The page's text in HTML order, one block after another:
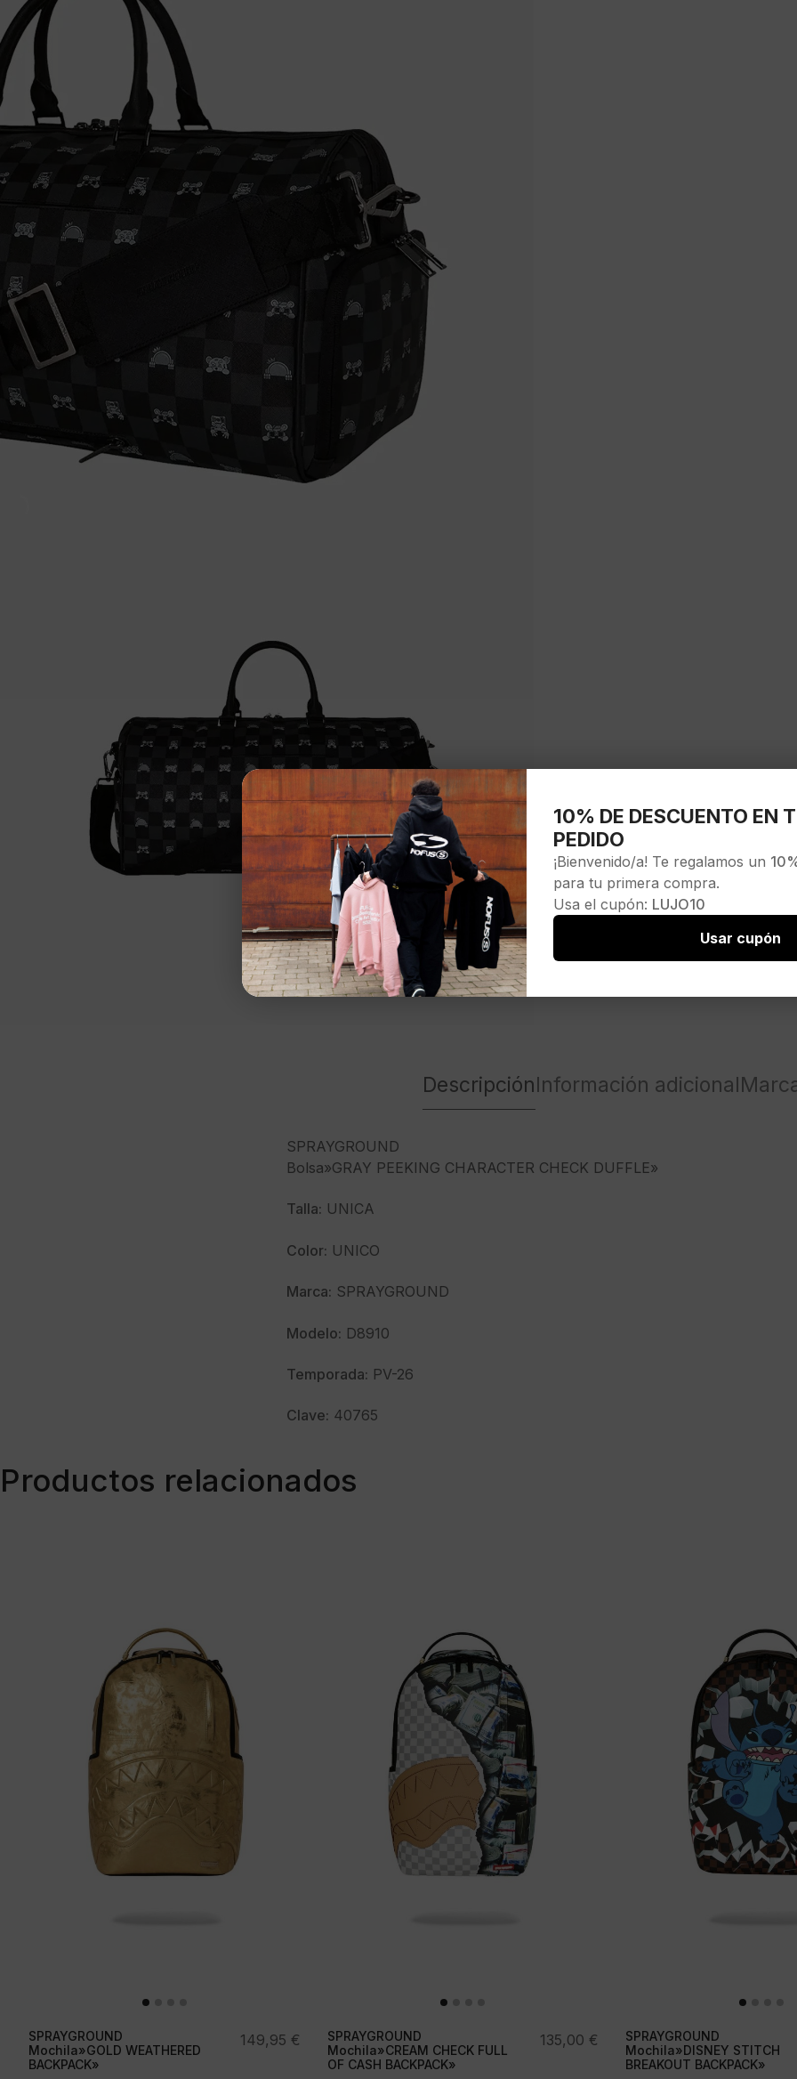
DescripciónInformación adicional
SPRAYGROUND
Bolsa»GRAY PEEKING CHARACTER CHECK DUFFLE»
Talla: UNICA
Color: UNICO
Marca: SPRAYGROUND
Modelo: D8910
Temporada: PV-26
Clave: 40765
Productos relacionados
SPRAYGROUND
Mochila»GOLD WEATHERED
BACKPACK»
149,95 €
SPRAYGROUND
Mochila»CREAM CHECK FULL
OF CASH BACKPACK»
135,00 €
SPRAYGROUND
Mochila»DISNEY STITCH
BREAKOUT BACKPACK»
10% DE DESCUENTO EN
PEDIDO
¡Bienvenido/a! Te regalamos un
para tu primera compra.
Usa el cupón: LUJO10
Usar cupón